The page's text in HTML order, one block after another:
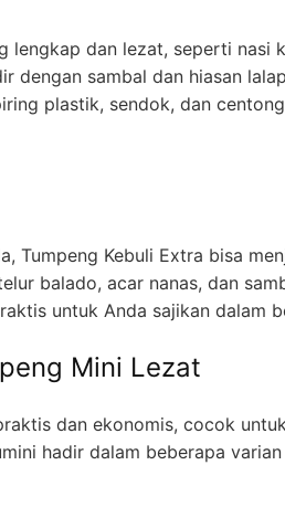
lengkap dan lezat, seperti
dengan sambal dan hiasan
plastik, sendok, dan
Tumpeng Kebuli Extra bisa
balado, acar nanas, dan
untuk Anda sajikan dalam
Mini Lezat
dan ekonomis, cocok
hadir dalam beberapa